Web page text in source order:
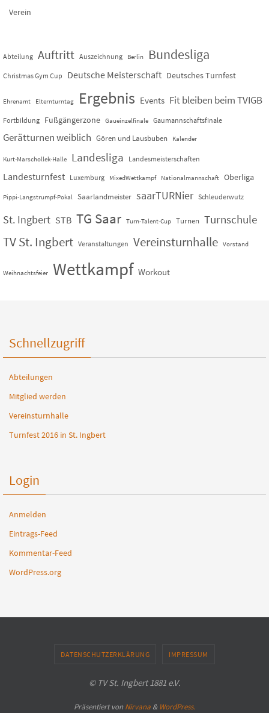
Verein
Abteilung Auftritt Auszeichnung Berlin Bundesliga
Christmas Gym Cup Deutsche Meisterschaft Deutsches Turnfest
Ehrenamt Elternturntag Ergebnis Events Fit bleiben beim TVIGB
Fortbildung Fußgängerzone Gaueinzelfinale Gaumannschaftsfinale
Gerätturnen weiblich Gören und Lausbuben Kalender
Kurt-Marschollek-Halle Landesliga Landesmeisterschaften
Landesturnfest Luxemburg MixedWettkampf Nationalmannschaft Oberliga
Pippi-Langstrumpf-Pokal Saarlandmeister saarTURNier Schleuderwutz
St. Ingbert STB TG Saar Turn-Talent-Cup Turnen Turnschule
TV St. Ingbert Veranstaltungen Vereinsturnhalle Vorstand
Weihnachtsfeier Wettkampf Workout
Schnellzugriff
Abteilungen
Mitglied werden
Vereinsturnhalle
Turnfest 2016 in St. Ingbert
Login
Anmelden
Eintrags-Feed
Kommentar-Feed
WordPress.org
DATENSCHUTZERKLÄRUNG IMPRESSUM
© TV St. Ingbert 1881 e.V.
Präsentiert von Nirvana & WordPress.